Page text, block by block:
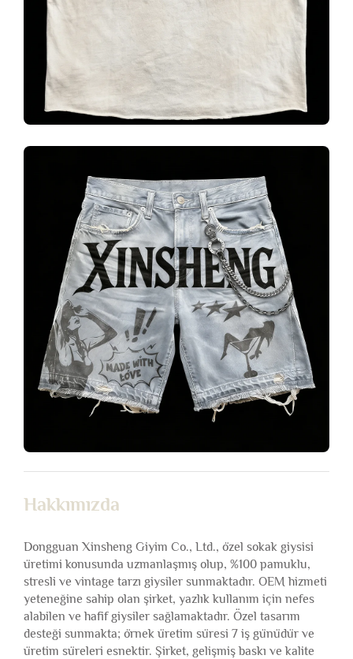
Hakkımızda
Dongguan Xinsheng Giyim Co., Ltd., özel sokak giysisi
üretimi konusunda uzmanlaşmış olup, %100 pamuklu,
stresli ve vintage tarzı giysiler sunmaktadır. OEM hizmeti
yeteneğine sahip olan şirket, yazlık kullanım için nefes
alabilen ve hafif giysiler sağlamaktadır. Özel tasarım
desteği sunmakta; örnek üretim süresi 7 iş günüdür ve
üretim süreleri esnektir. Şirket, gelişmiş baskı ve kalite